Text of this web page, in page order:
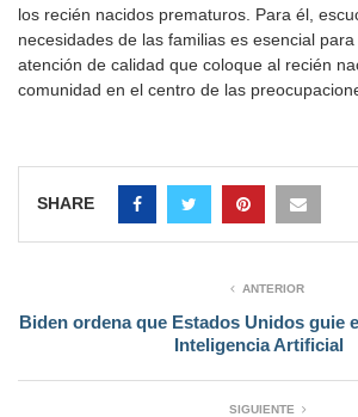
los recién nacidos prematuros. Para él,
necesidades de las familias es esencial
atención de calidad que coloque al recién
comunidad en el centro de las
SHARE
ANTERIOR
Biden ordena que Estados Unidos guie
Inteligencia Artificial
SIGUIENTE